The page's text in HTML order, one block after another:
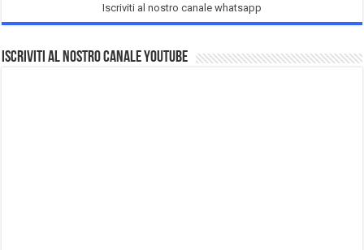
Iscriviti al nostro canale whatsapp
Iscriviti al nostro Canale Youtube